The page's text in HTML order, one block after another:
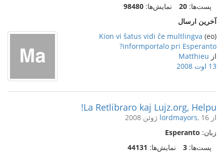
پست‌ها: 20 نمایش‌ها: 98480
آخرین ارسال
(eo)
Kion vi ŝatus vidi ĉe multlingva
informportalo pri Esperanto?
از Matthieu
13 اوت 2008
La Retlibraro kaj Lujz.org, Helpu!
از lordmayors, 16 ژوئن 2008
زبان: Esperanto
پست‌ها: 3 نمایش‌ها: 44131